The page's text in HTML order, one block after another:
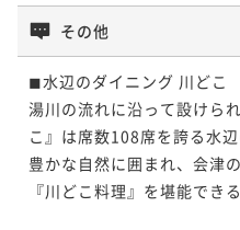
その他
◼︎水辺のダイニング 川どこ
湯川の流れに沿って設けら
こ』は席数108席を誇る水辺
豊かな自然に囲まれ、会津
『川どこ料理』を堪能でき